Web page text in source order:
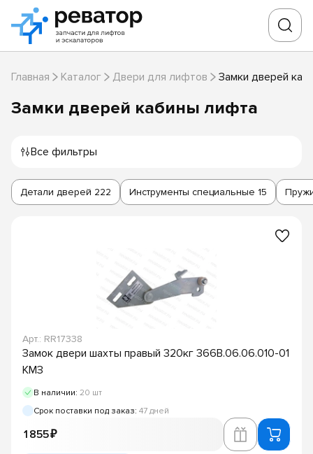
Главная Каталог Двери для лифтов Замки дверей
Замки дверей кабины лифта
Все фильтры
Детали дверей 222 Инструменты специальные 15
Арт.: RR17338
Замок двери шахты правый 320кг 366В.06.06.010-01
КМЗ
В наличии: 20 шт
Срок поставки под заказ: 47 дней
1 855 ₽